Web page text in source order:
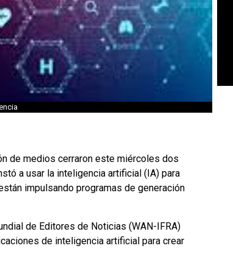
de medios cerraron este miércoles dos
a usar la inteligencia artificial (IA) para
impulsando programas de generación
de Editores de Noticias (WAN-IFRA)
de inteligencia artificial para crear